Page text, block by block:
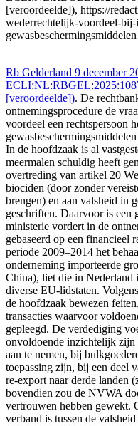
[veroordeelde]), https://
wederrechtelijk-voordeel-
gewasbeschermingsmiddelen
Rb Gelderland 9 december
[veroordeelde]). De
ontnemingsprocedure de
voordeel een rechtspersoon
In de hoofdzaak is al
meermalen schuldig heeft
overtreding van artikel 20
biociden (door zonder
brengen) en aan valsheid in
geschriften. Daarvoor is een
ministerie vordert in de
gebaseerd op een financieel
periode 2009–2014 het
onderneming importeerde
China), liet die in Nederland
diverse EU‑lidstaten.
de hoofdzaak bewezen
transacties waarvoor
gepleegd. De verdediging
onvoldoende inzichtelijk
aan te nemen, bij
toepassing zijn, bij een deel
re‑export naar derde landen
bovendien zou de NVWA
vertrouwen hebben gewekt.
verband is tussen de